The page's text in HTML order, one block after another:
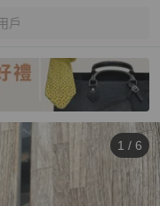
戶
1 / 6